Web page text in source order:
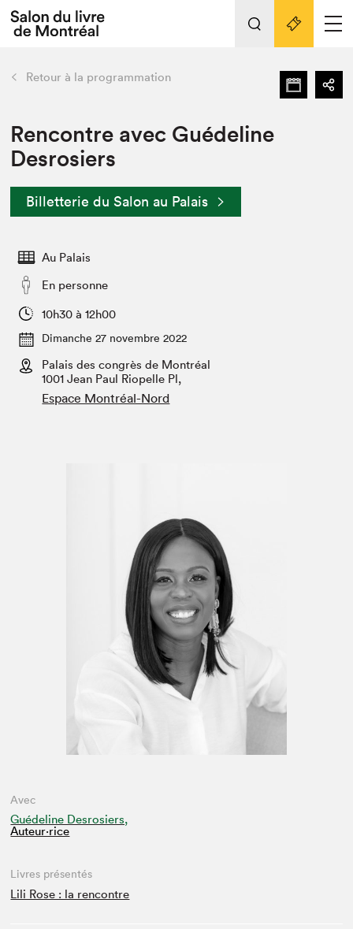
Espace médias
Espace exposant⋅e⋅s
Espace enseignant·e·s
Espace pro
Tout sur l'édition 2022
Actualités
Vidéos et Balados
retour Nos activités
Édition 2022
Planifier sa visite
Nous connaître
Projets partenaires 2022
Archives
Liens pratiques
Retour à la programmation
Rencontre avec Guédeline
Desrosiers
Billetterie du Salon au Palais
Au Palais
En personne
10h30 à 12h00
Dimanche 27 novembre 2022
Palais des congrès de Montréal
1001 Jean Paul Riopelle Pl,
Espace Montréal-Nord
Avec
Guédeline Desrosiers,
Auteur·rice
Livres présentés
Lili Rose : la rencontre